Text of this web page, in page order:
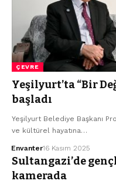
ÇEVRE
Yeşilyurt’ta “Bir
başladı
Yeşilyurt Belediye Başkanı
ve kültürel hayatına…
Envanter16 Kasım 2025
Sultangazi’de
kamerada